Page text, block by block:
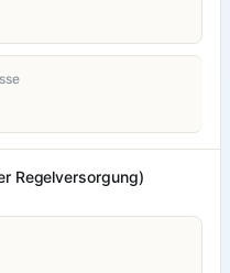
Regelversorgung)